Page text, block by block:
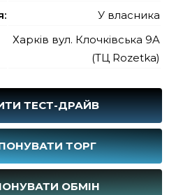
У власника
Харків вул. Клочківська 9A
(ТЦ Rozetka)
ТЕСТ-ДРАЙВ
ТОРГ
ОБМІН